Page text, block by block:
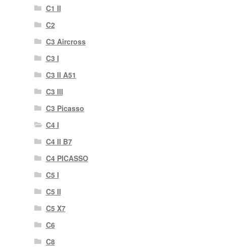
C1 II
C2
C3 Aircross
C3 I
C3 II A51
C3 III
C3 Picasso
C4 I
C4 II B7
C4 PICASSO
C5 I
C5 II
C5 X7
C6
C8